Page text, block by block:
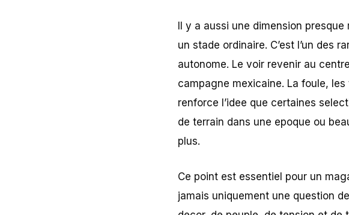
Il y a aussi une dimension
un stade ordinaire. C’est l’un des
autonome. Le voir revenir au
campagne mexicaine. La foule,
renforce l’idee que certaines
de terrain dans une epoque ou
plus.
Ce point est essentiel pour un
jamais uniquement une question